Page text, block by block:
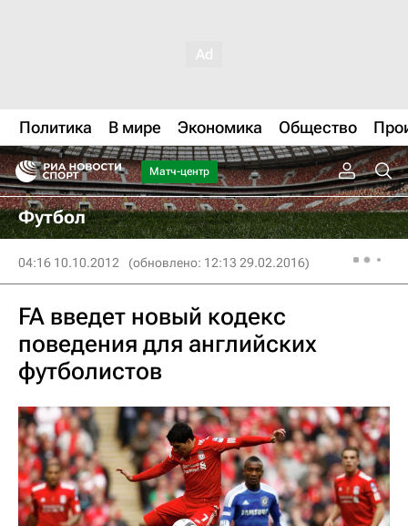
Политика В мире Экономика Общество
Матч-центр
Футбол
04:16 10.10.2012 (обновлено: 12:13 29.02.2016)
FA введет новый кодекс
поведения для английских
футболистов